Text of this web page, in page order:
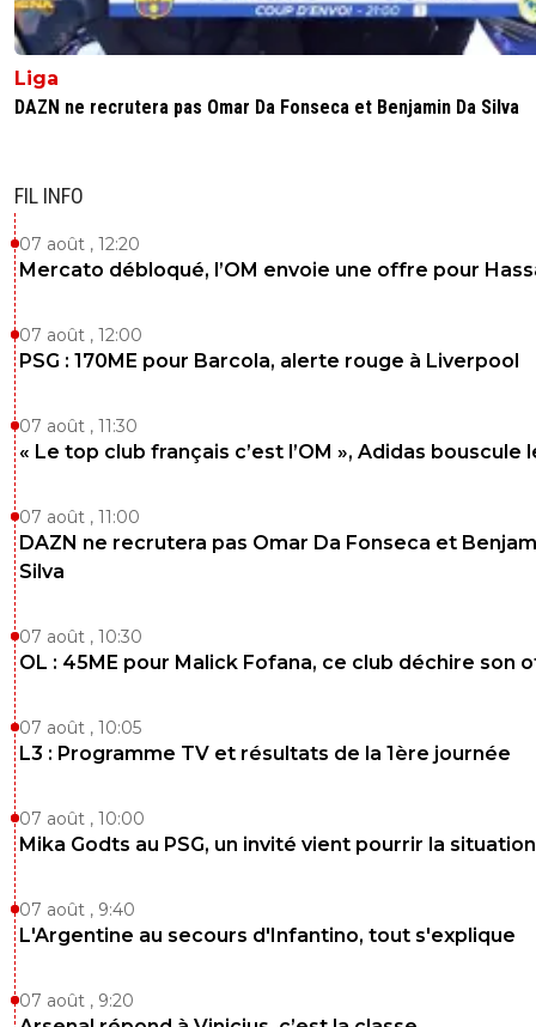
Liga
DAZN ne recrutera pas Omar Da Fonseca et Benjamin Da Silva
FIL INFO
07 août , 12:20
Mercato débloqué, l’OM envoie une offre pour
07 août , 12:00
PSG : 170ME pour Barcola, alerte rouge à Liverpool
07 août , 11:30
« Le top club français c’est l’OM », Adidas bouscule
07 août , 11:00
DAZN ne recrutera pas Omar Da Fonseca et
Silva
07 août , 10:30
OL : 45ME pour Malick Fofana, ce club déchire son
07 août , 10:05
L3 : Programme TV et résultats de la 1ère journée
07 août , 10:00
Mika Godts au PSG, un invité vient pourrir la situation
07 août , 9:40
L'Argentine au secours d'Infantino, tout s'explique
07 août , 9:20